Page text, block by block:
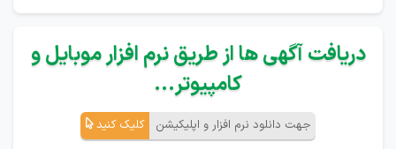
دریافت آگهی ها از طریق نرم افزار موبایل و
کامپیوتر...
جهت دانلود نرم افزار و اپلیکیشن کلیک کنید